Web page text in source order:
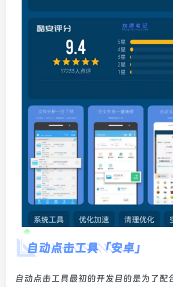
自动点击工具「安卓」
自动点击工具最初的开发目的是为了配